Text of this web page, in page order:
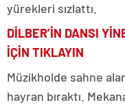
yürekleri sızlattı.
DİLBER’İN DANSI
İÇİN TIKLAYIN
Müzikholde sahne
hayran bıraktı.